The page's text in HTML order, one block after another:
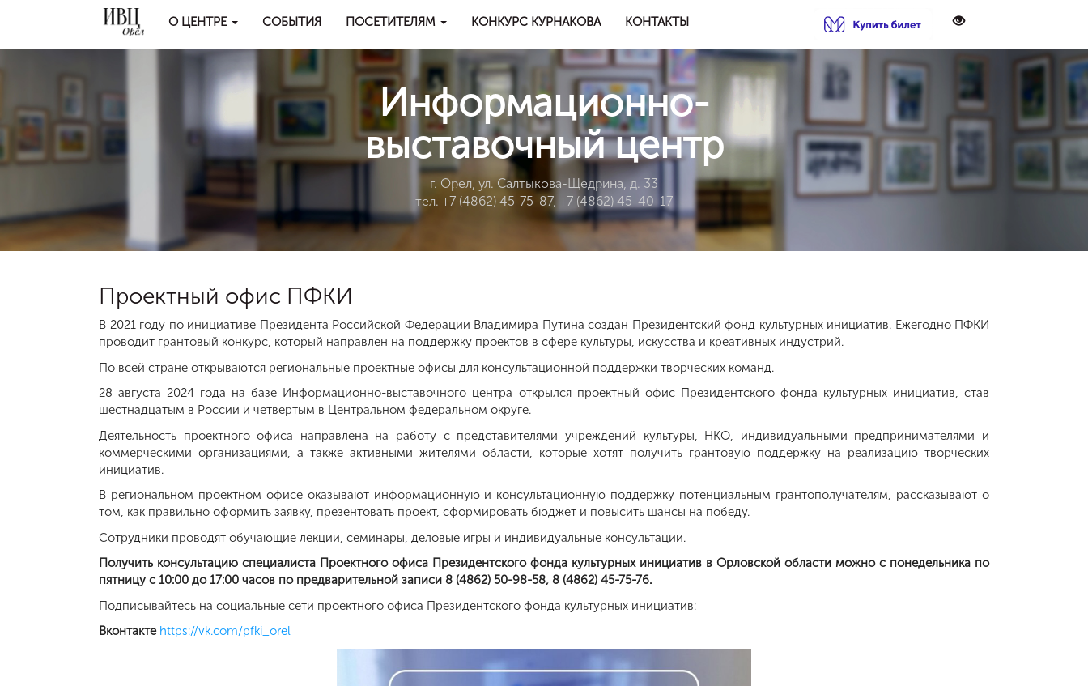
О ЦЕНТРЕ СОБЫТИЯ ПОСЕТИТЕЛЯМ КОНКУРС КУРНАКОВА КОНТАКТЫ
Информационно-
выставочный центр
г. Орел, ул. Салтыкова-Щедрина, д. 33
тел. +7 (4862) 45-75-87, +7 (4862) 45-40-17
Проектный офис ПФКИ
В 2021 году по инициативе Президента Российской Федерации Владимира Путина создан Президентский фонд культурных инициатив. Ежегодно ПФКИ
проводит грантовый конкурс, который направлен на поддержку проектов в сфере культуры, искусства и креативных индустрий.
По всей стране открываются региональные проектные офисы для консультационной поддержки творческих команд.
28 августа 2024 года на базе Информационно-выставочного центра открылся проектный офис Президентского фонда культурных инициатив, став
шестнадцатым в России и четвертым в Центральном федеральном округе.
Деятельность проектного офиса направлена на работу с представителями учреждений культуры, НКО, индивидуальными предпринимателями и
коммерческими организациями, а также активными жителями области, которые хотят получить грантовую поддержку на реализацию творческих
инициатив.
В региональном проектном офисе оказывают информационную и консультационную поддержку потенциальным грантополучателям, рассказывают о
том, как правильно оформить заявку, презентовать проект, сформировать бюджет и повысить шансы на победу.
Сотрудники проводят обучающие лекции, семинары, деловые игры и индивидуальные консультации.
Получить консультацию специалиста Проектного офиса Президентского фонда культурных инициатив в Орловской области можно с понедельника по
пятницу с 10:00 до 17:00 часов по предварительной записи 8 (4862) 50-98-58, 8 (4862) 45-75-76.
Подписывайтесь на социальные сети проектного офиса Президентского фонда культурных инициатив:
Вконтактеhttps://vk.com/pfki_orel